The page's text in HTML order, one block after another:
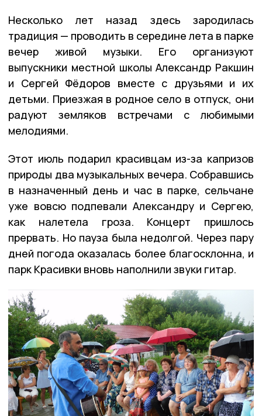
Несколько лет назад здесь зародилась
традиция — проводить в середине лета в парке
вечер живой музыки. Его организуют
выпускники местной школы Александр Ракшин
и Сергей Фёдоров вместе с друзьями и их
детьми. Приезжая в родное село в отпуск, они
радуют земляков встречами с любимыми
мелодиями.
Этот июль подарил красивцам из-за капризов
природы два музыкальных вечера. Собравшись
в назначенный день и час в парке, сельчане
уже вовсю подпевали Александру и Сергею,
как налетела гроза. Концерт пришлось
прервать. Но пауза была недолгой. Через пару
дней погода оказалась более благосклонна, и
парк Красивки вновь наполнили звуки гитар.